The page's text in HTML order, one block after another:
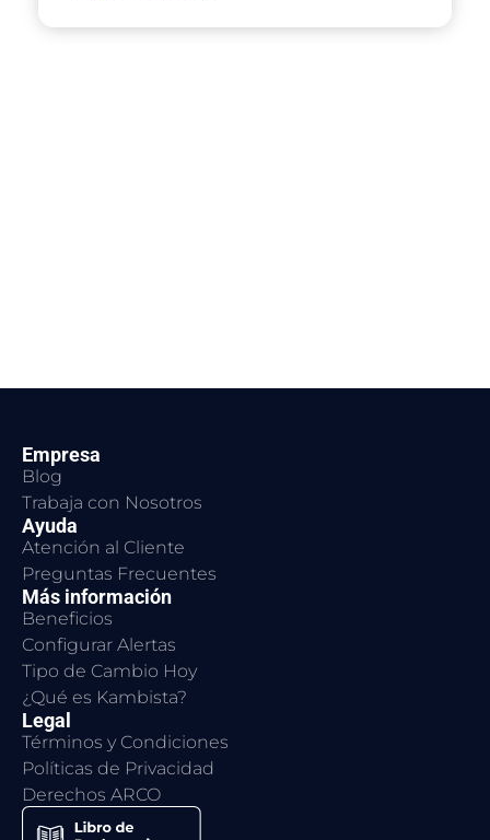
Empresa
Blog
Trabaja con Nosotros
Ayuda
Atención al Cliente
Preguntas Frecuentes
Más información
Beneficios
Configurar Alertas
Tipo de Cambio Hoy
¿Qué es Kambista?
Legal
Términos y Condiciones
Políticas de Privacidad
Derechos ARCO